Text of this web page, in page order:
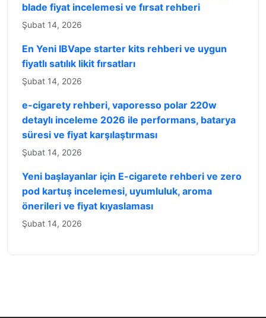
blade fiyat incelemesi ve fırsat rehberi
Şubat 14, 2026
En Yeni IBVape starter kits rehberi ve uygun
fiyatlı satılık likit fırsatları
Şubat 14, 2026
e-cigarety rehberi, vaporesso polar 220w
detaylı inceleme 2026 ile performans, batarya
süresi ve fiyat karşılaştırması
Şubat 14, 2026
Yeni başlayanlar için E-cigarete rehberi ve zero
pod kartuş incelemesi, uyumluluk, aroma
önerileri ve fiyat kıyaslaması
Şubat 14, 2026